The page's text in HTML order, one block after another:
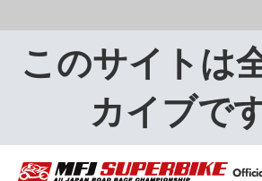
このサイトは
カイブで